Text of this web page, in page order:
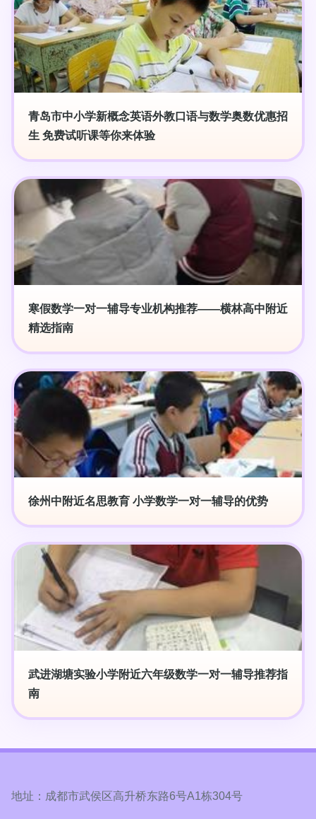
青岛市中小学新概念英语外教口语与数学奥数优惠招
生 免费试听课等你来体验
寒假数学一对一辅导专业机构推荐——横林高中附近
精选指南
徐州中附近名思教育 小学数学一对一辅导的优势
武进湖塘实验小学附近六年级数学一对一辅导推荐指
南
地址：成都市武侯区高升桥东路6号A1栋304号